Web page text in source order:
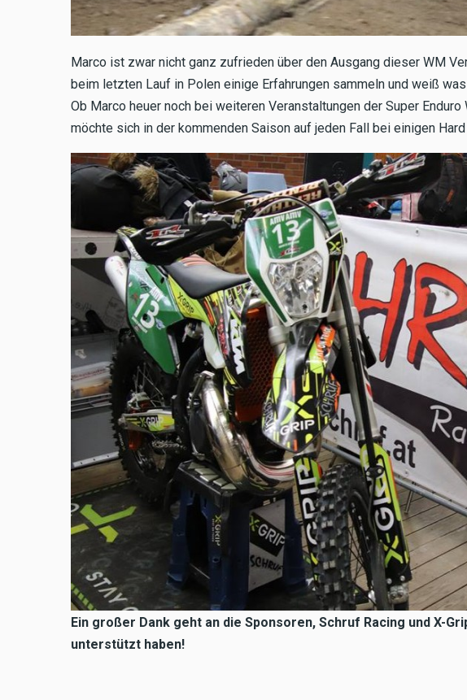
Marco ist zwar nicht ganz zufrieden über den Ausgang dieser WM
beim letzten Lauf in Polen einige Erfahrungen sammeln und weiß
Ob Marco heuer noch bei weiteren Veranstaltungen der Super
möchte sich in der kommenden Saison auf jeden Fall bei einigen
Ein großer Dank geht an die Sponsoren, Schruf Racing und X-
unterstützt haben!